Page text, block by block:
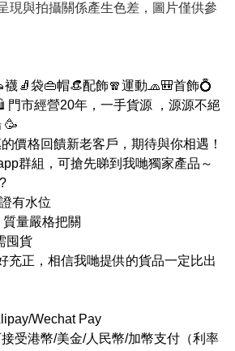
現與拍攝關係產生色差，圖片僅供參
🧦袋👜帽👒配飾🧣運動🧢🎒首飾💍
市經營20年，一手貨源 ，源源不絕
🥳
價格回饋新老客戶，期待與你相遇！
群組，可搶先睇到我哋獨家產品～
有水位
量嚴格把關
囤貨
充正，相信我哋提供的貨品一定比出
Wechat Pay
受港幣/美金/人民幣/加幣支付（利率